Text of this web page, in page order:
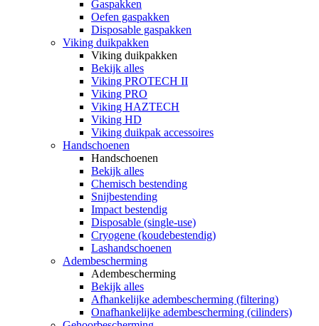
Gaspakken
Oefen gaspakken
Disposable gaspakken
Viking duikpakken
Viking duikpakken
Bekijk alles
Viking PROTECH II
Viking PRO
Viking HAZTECH
Viking HD
Viking duikpak accessoires
Handschoenen
Handschoenen
Bekijk alles
Chemisch bestending
Snijbestending
Impact bestendig
Disposable (single-use)
Cryogene (koudebestendig)
Lashandschoenen
Adembescherming
Adembescherming
Bekijk alles
Afhankelijke adembescherming (filtering)
Onafhankelijke adembescherming (cilinders)